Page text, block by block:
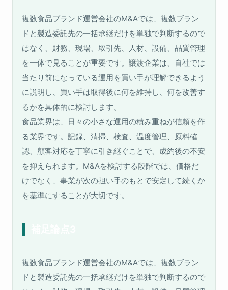
複数食品ブランド運営会社のM&Aでは、複数ブラン
ドと製造委託先の一括承継だけを単独で判断するので
はなく、財務、現場、取引先、人材、設備、品質管理
を一体で見ることが重要です。譲渡企業は、自社では
当たり前になっている運用を買い手が理解できるよう
に説明し、買い手は取得後に何を維持し、何を改善す
るかを具体的に検討します。
食品業界は、日々の小さな運用の積み重ねが信頼を作
る業界です。記録、清掃、検査、温度管理、原料確
認、顧客対応を丁寧に引き継ぐことで、成約後の不安
を抑えられます。M&Aを検討する段階では、価格だ
けでなく、事業が次の担い手のもとで安定して続くか
を基準にすることが大切です。
複数食品ブランド運営会社のM&Aでは、複数ブラン
ドと製造委託先の一括承継だけを単独で判断するので